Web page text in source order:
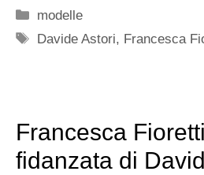
Categorie
modelle
Tag
Davide Astori, Francesca
Francesca
fidanzata di